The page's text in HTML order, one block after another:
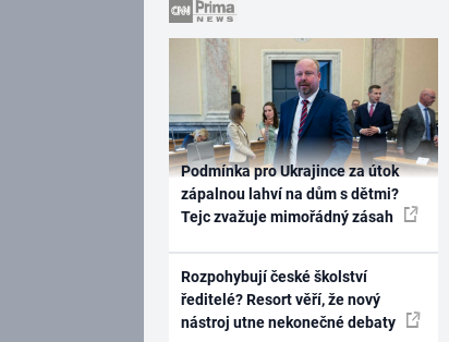
Podmínka pro Ukrajince za útok
zápalnou lahví na dům s dětmi?
Tejc zvažuje mimořádný zásah
Rozpohybují české školství
ředitelé? Resort věří, že nový
nástroj utne nekonečné debaty